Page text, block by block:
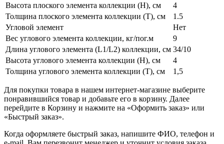
Высота плоского элемента коллекции (H), см
4
Толщина плоского элемента коллекции (T), см
1.5
Угловой элемент
Нет
Вес углового элемента коллекции, кг/пог.м
9
Длина углового элемента (L1/L2) коллекции, см 34/10
Высота углового элемента коллекции (H), см
4
Толщина углового элемента коллекции (T), см
1,5
Для покупки товара в нашем интернет-магазине выберите
понравившийся товар и добавьте его в корзину. Далее
перейдите в Корзину и нажмите на «Оформить заказ» или
«Быстрый заказ».
Когда оформляете быстрый заказ, напишите ФИО, телефон и